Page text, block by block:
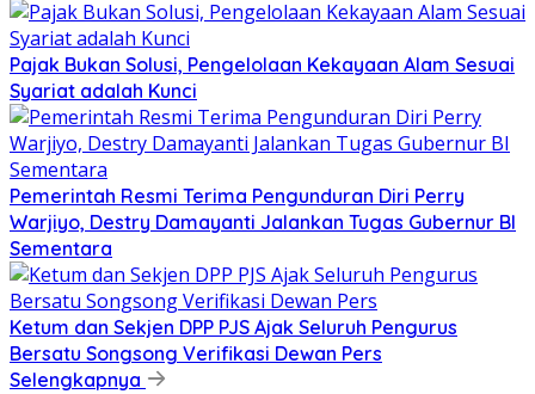
Pajak Bukan Solusi, Pengelolaan Kekayaan Alam Sesuai
Syariat adalah Kunci
Pemerintah Resmi Terima Pengunduran Diri Perry
Warjiyo, Destry Damayanti Jalankan Tugas Gubernur BI
Sementara
Ketum dan Sekjen DPP PJS Ajak Seluruh Pengurus
Bersatu Songsong Verifikasi Dewan Pers
Selengkapnya